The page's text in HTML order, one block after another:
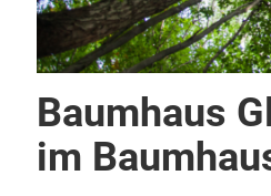
Baumhaus
im